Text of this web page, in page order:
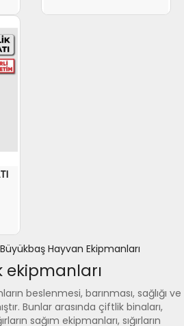
Büyükbaş Hayvan Ekipmanları
ekipmanları
beslenmesi, barınması, sağlığı ve
Bunlar arasında çiftlik binaları,
sağım ekipmanları, sığırların